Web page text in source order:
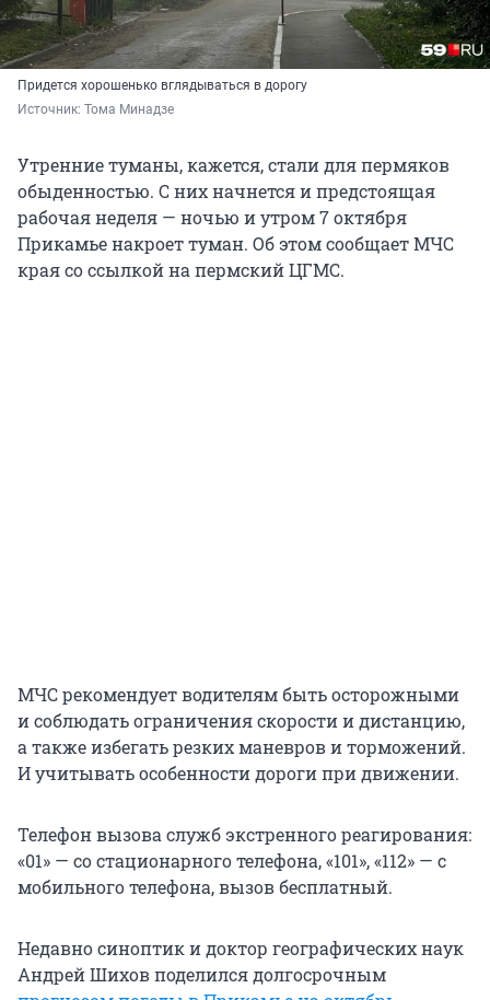
Придется хорошенько вглядываться в дорогу
Источник: Тома Минадзе
Утренние туманы, кажется, стали для пермяков
обыденностью. С них начнется и предстоящая
рабочая неделя — ночью и утром 7 октября
Прикамье накроет туман. Об этом сообщает МЧС
края со ссылкой на пермский ЦГМС.
МЧС рекомендует водителям быть осторожными
и соблюдать ограничения скорости и дистанцию,
а также избегать резких маневров и торможений.
И учитывать особенности дороги при движении.
Телефон вызова служб экстренного реагирования:
«01» — со стационарного телефона, «101», «112» — с
мобильного телефона, вызов бесплатный.
Недавно синоптик и доктор географических наук
Андрей Шихов поделился долгосрочным